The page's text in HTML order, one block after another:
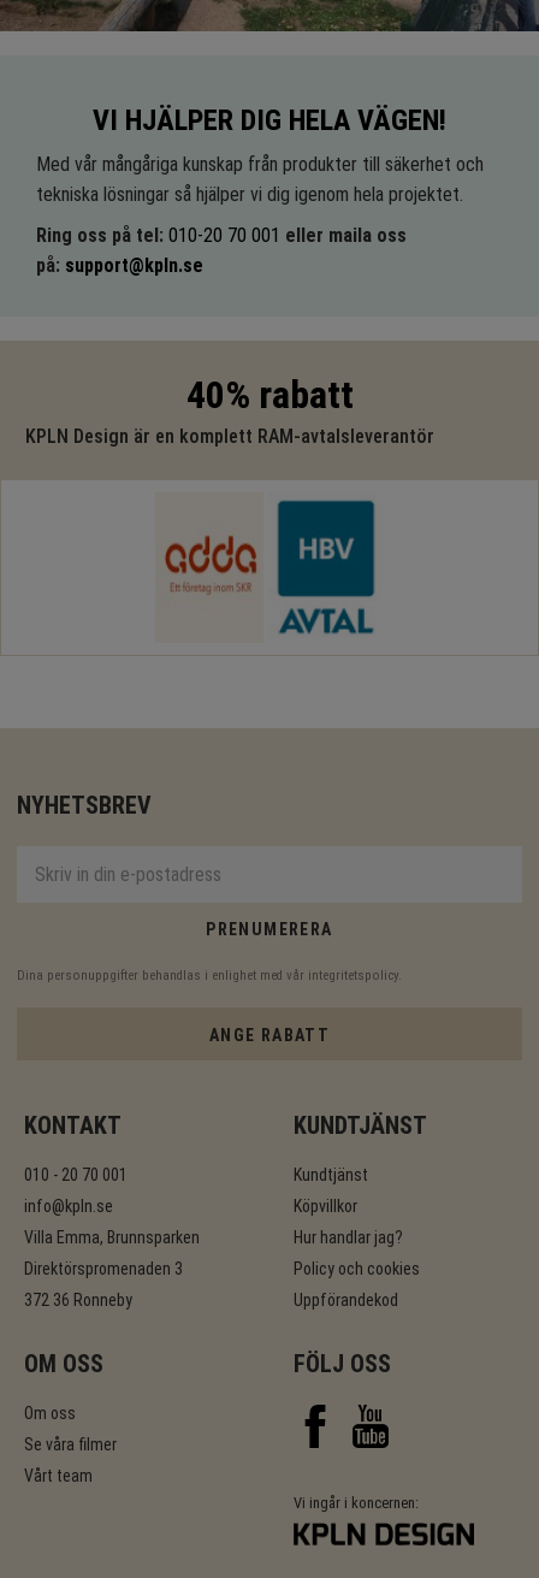
VI HJÄLPER DIG HELA VÄGEN!
Med vår mångåriga kunskap från produkter till säkerhet och
tekniska lösningar så hjälper vi dig igenom hela projektet.
Ring oss på tel: 010-20 70 001 eller maila oss
på: support@kpln.se
40% rabatt
KPLN Design är en komplett RAM-avtalsleverantör
NYHETSBREV
PRENUMERERA
Dina personuppgifter behandlas i enlighet med vår integritetspolicy
ANGE RABATT
KONTAKT
010 - 20 70 001
info@kpln.se
Villa Emma, Brunnsparken
Direktörspromenaden 3
372 36 Ronneby
KUNDTJÄNST
Kundtjänst
Köpvillkor
Hur handlar jag?
Policy och cookies
Uppförandekod
OM OSS
Om oss
Se våra filmer
Vårt team
FÖLJ OSS
Vi ingår i koncernen: